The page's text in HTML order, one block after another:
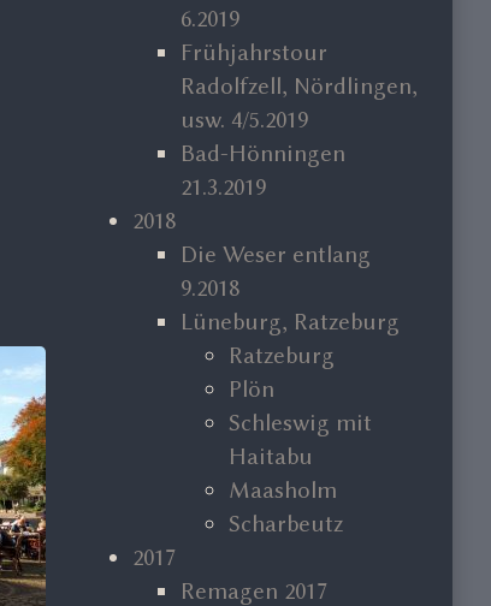
6.2019
Frühjahrstour
Radolfzell, Nördlingen,
usw. 4/5.2019
Bad-Hönningen
21.3.2019
2018
Die Weser entlang
9.2018
Lüneburg, Ratzeburg
Ratzeburg
Plön
Schleswig mit
Haitabu
Maasholm
Scharbeutz
2017
Remagen 2017